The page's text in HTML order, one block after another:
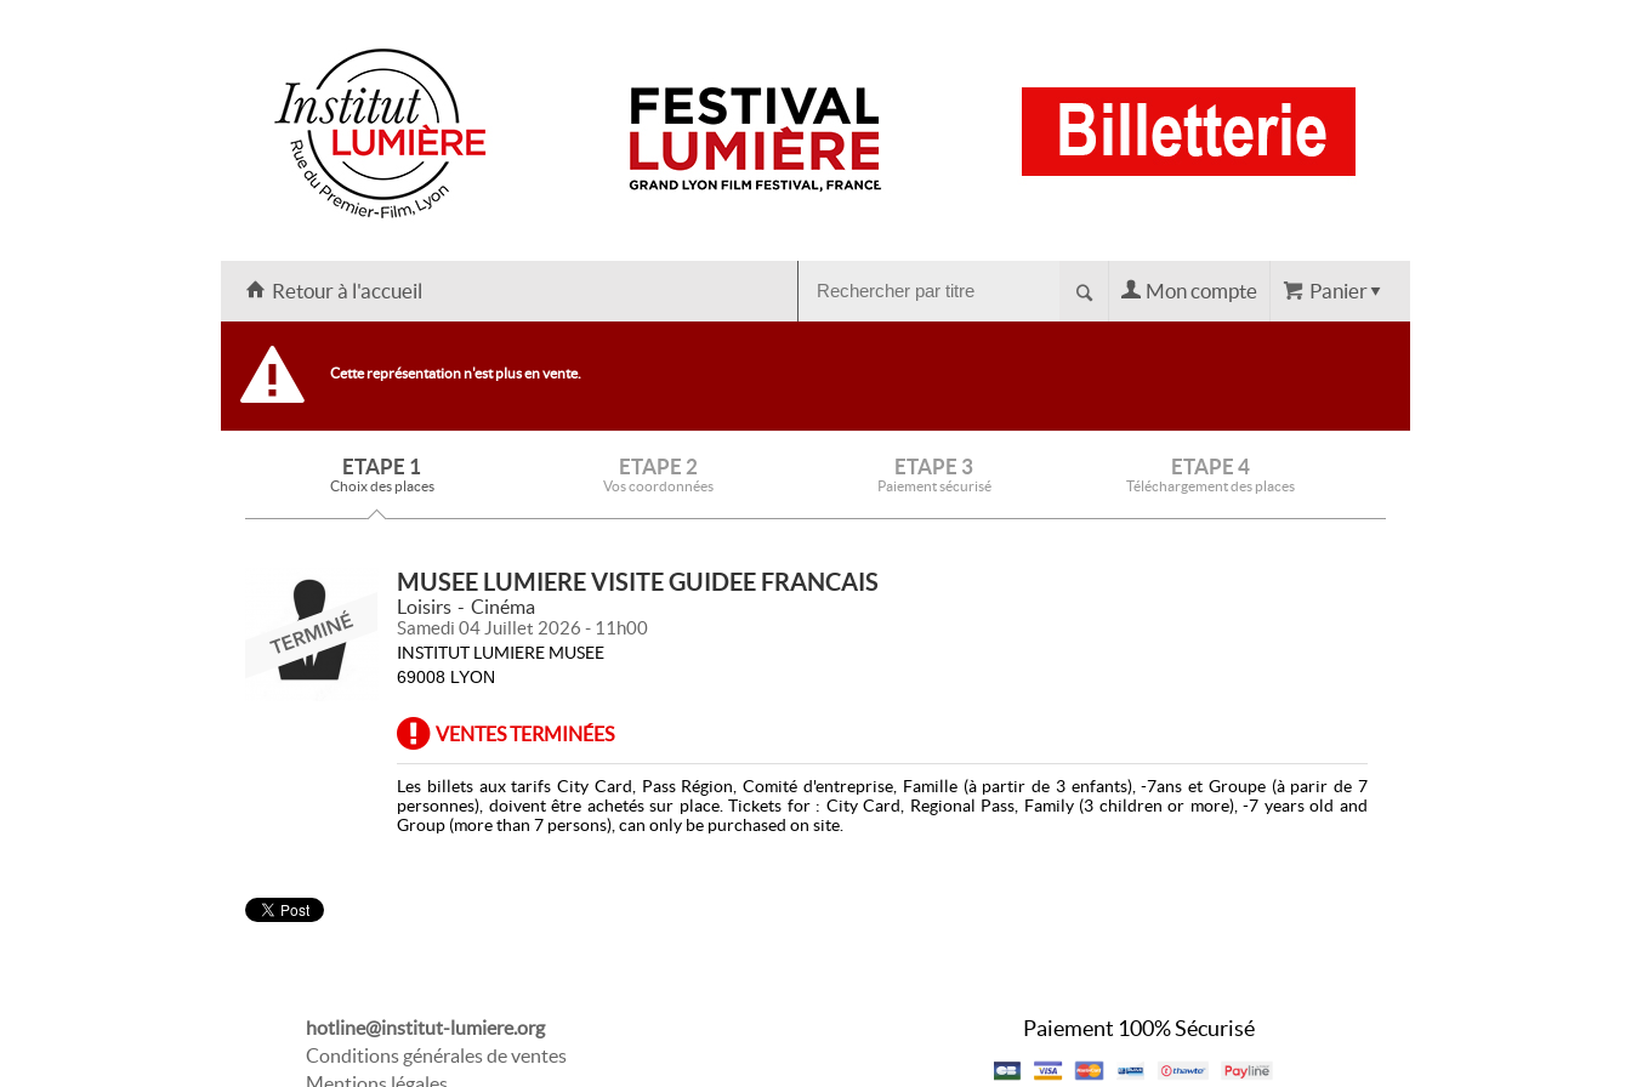
Retour à l'accueil Panier
Mon compte
Cette représentation n'est plus en vente.
ETAPE 1
Choix des places
ETAPE 2
Vos coordonnées
ETAPE 3
Paiement sécurisé
ETAPE 4
Téléchargement des places
MUSEE LUMIERE VISITE GUIDEE FRANCAIS
Loisirs Cinéma
Samedi 04 Juillet 2026 - 11h00
INSTITUT LUMIERE MUSEE
69008 LYON
VENTES TERMINÉES
Les billets aux tarifs City Card, Pass Région, Comité d'entreprise, Famille (à partir de 3 enfants), -7ans et Groupe (à parir de 7
personnes), doivent être achetés sur place. Tickets for : City Card, Regional Pass, Family (3 children or more), -7 years old and
Group (more than 7 persons), can only be purchased on site.
hotline@institut-lumiere.org
Conditions générales de ventes
Paiement 100% Sécurisé